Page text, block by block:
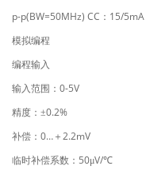
p-p(BW=50MHz) CC ： 15/5mA
模拟编程
编程输入
输入范围： 0-5V
精度：±0.2%
补偿： 0… ＋ 2.2mV
临时补偿系数： 50μV/℃